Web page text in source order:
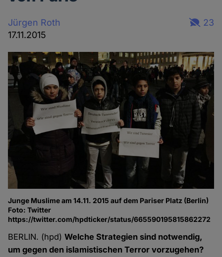
Jürgen Roth
17.11.2015
23
Junge Muslime am 14.11. 2015 auf dem Pariser Platz (Berlin)
Foto: Twitter
https://twitter.com/hpdticker/status/665590195815862272
BERLIN. (hpd)Welche Strategien sind notwendig,
um gegen den islamistischen Terror vorzugehen?